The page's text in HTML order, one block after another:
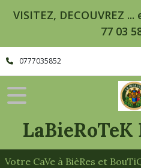
VISITEZ, DECOUVREZ
77 03
0777035852
Fermer
FILTRES
Tous
les
produits
Tégesto
Les
Verres
en